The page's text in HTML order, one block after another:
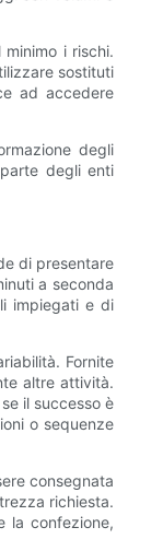
i rischi.
sostituti
ad accedere
degli
degli enti
di presentare
a seconda
impiegati e di
Fornite
altre attività.
il successo è
o sequenze
consegnata
richiesta.
la confezione,